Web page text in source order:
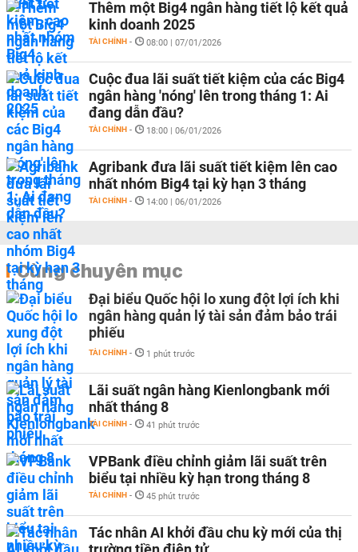
Thêm một Big4 ngân hàng tiết lộ kết quả
kinh doanh 2025
TÀI CHÍNH - 08:00 | 07/01/2026
Cuộc đua lãi suất tiết kiệm của các Big4
ngân hàng 'nóng' lên trong tháng 1: Ai
đang dẫn đầu?
TÀI CHÍNH - 18:00 | 06/01/2026
Agribank đưa lãi suất tiết kiệm lên cao
nhất nhóm Big4 tại kỳ hạn 3 tháng
TÀI CHÍNH - 14:00 | 06/01/2026
Cùng chuyên mục
Đại biểu Quốc hội lo xung đột lợi ích khi
ngân hàng quản lý tài sản đảm bảo trái
phiếu
TÀI CHÍNH - 1 phút trước
Lãi suất ngân hàng Kienlongbank mới
nhất tháng 8
TÀI CHÍNH - 41 phút trước
VPBank điều chỉnh giảm lãi suất trên
biểu tại nhiều kỳ hạn trong tháng 8
TÀI CHÍNH - 45 phút trước
Tác nhân AI khởi đầu chu kỳ mới của thị